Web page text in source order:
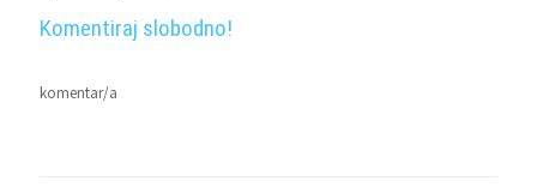
Komentiraj slobodno!
komentar/a